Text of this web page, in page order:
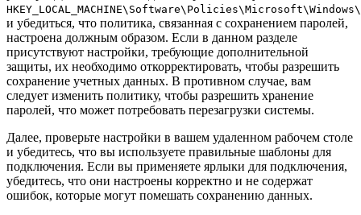
и убедиться, что политика, связанная с сохранением паролей,
настроена должным образом. Если в данном разделе
присутствуют настройки, требующие дополнительной
защиты, их необходимо откорректировать, чтобы разрешить
сохранение учетных данных. В противном случае, вам
следует изменить политику, чтобы разрешить хранение
паролей, что может потребовать перезагрузки системы.
Далее, проверьте настройки в вашем удаленном рабочем столе
и убедитесь, что вы используете правильные шаблоны для
подключения. Если вы применяете ярлыки для подключения,
убедитесь, что они настроены корректно и не содержат
ошибок, которые могут помешать сохранению данных.